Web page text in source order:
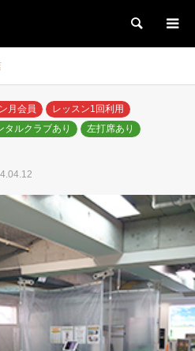
検索
月会員
レッスン1回利用
タルクラブあり 左打席あり